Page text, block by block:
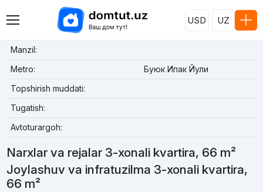
USD UZ
Manzil:
Metro:
Буюк Ипак Йули
Topshirish muddati:
Tugatish:
Avtoturargoh:
Narxlar va rejalar 3-xonali kvartira, 66 m²
Joylashuv va infratuzilma 3-xonali kvartira,
66 m²